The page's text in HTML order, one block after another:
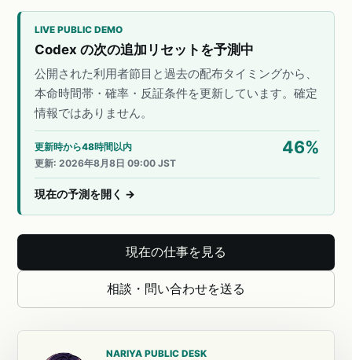
LIVE PUBLIC DEMO
Codex の次の追加リセットを予測中
公開された利用者節目と過去の配布タイミングから、
本命時間帯・確率・反証条件を更新しています。確定
情報ではありません。
更新時から48時間以内 46%
更新:2026年8月8日 09:00 JST
現在の予測を開く →
現在の仕事を見る
相談・問い合わせを送る
NARIYA PUBLIC DESK